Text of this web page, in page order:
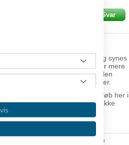
Svar
som jeg selv ville nævne. Jeg synes
har den ene case story mangler mere
i hvilket forløb kunden
til, når jeg kigger på dine priser.
idé, at tilbyde nogle gratis forløb her i
din side. Jeg ville i hvert fald ikke
med online markedsføring. Se mere